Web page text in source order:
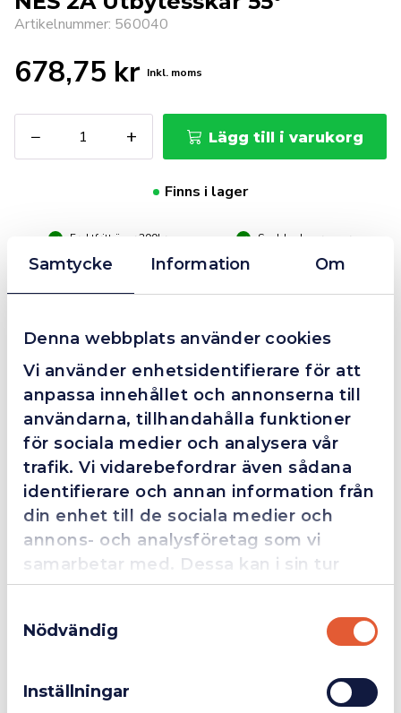
Samtycke Information Om
Denna webbplats använder cookies
Vi använder enhetsidentifierare för att
anpassa innehållet och annonserna till
användarna, tillhandahålla funktioner
för sociala medier och analysera vår
trafik. Vi vidarebefordrar även sådana
identifierare och annan information från
din enhet till de sociala medier och
annons- och analysföretag som vi
samarbetar med. Dessa kan i sin tur
kombinera informationen med annan
information som du har tillhandahållit
eller som de har samlat in när du har
Nödvändig
Inställningar
Exkl. moms
Privatperson Inkl. moms
Artikelnummer: 560040
678,75 kr Inkl. moms
−
2A
Utbytesskär
+ Lägg till i varukorg
Finns i lager
Fraktfritt över 399kr
Snabba leveranser
Företagsfaktura / Klarna / Kortbetalning / Leasing
4.4
FM
Fredrik Magnusson
2025-10-02
Grym service!
Dom här grabbarna är definitionen av serviceminded.
Trots en billigare order, som det blev lite strul med,
så agerade dom blixtsnabbt och löste det långt över
förväntan. Hade kontakt med Alexander, som förtjänar
en extra guldstjärna.
❮